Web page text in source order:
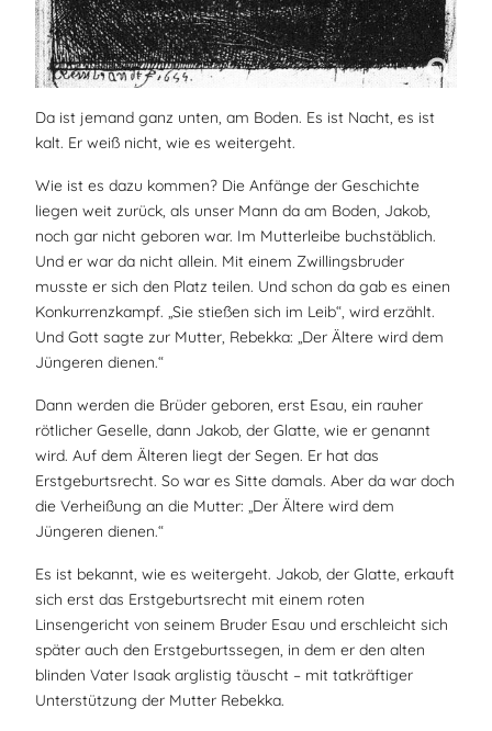
Da ist jemand ganz unten, am Boden. Es ist Nacht, es ist
kalt. Er weiß nicht, wie es weitergeht.
Wie ist es dazu kommen? Die Anfänge der Geschichte
liegen weit zurück, als unser Mann da am Boden, Jakob,
noch gar nicht geboren war. Im Mutterleibe buchstäblich.
Und er war da nicht allein. Mit einem Zwillingsbruder
musste er sich den Platz teilen. Und schon da gab es einen
Konkurrenzkampf. „Sie stießen sich im Leib“, wird erzählt.
Und Gott sagte zur Mutter, Rebekka: „Der Ältere wird dem
Jüngeren dienen.“
Dann werden die Brüder geboren, erst Esau, ein rauher
rötlicher Geselle, dann Jakob, der Glatte, wie er genannt
wird. Auf dem Älteren liegt der Segen. Er hat das
Erstgeburtsrecht. So war es Sitte damals. Aber da war doch
die Verheißung an die Mutter: „Der Ältere wird dem
Jüngeren dienen.“
Es ist bekannt, wie es weitergeht. Jakob, der Glatte, erkauft
sich erst das Erstgeburtsrecht mit einem roten
Linsengericht von seinem Bruder Esau und erschleicht sich
später auch den Erstgeburtssegen, in dem er den alten
blinden Vater Isaak arglistig täuscht – mit tatkräftiger
Unterstützung der Mutter Rebekka.